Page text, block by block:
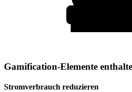
Gamification-Elemente
Stromverbrauch reduzieren